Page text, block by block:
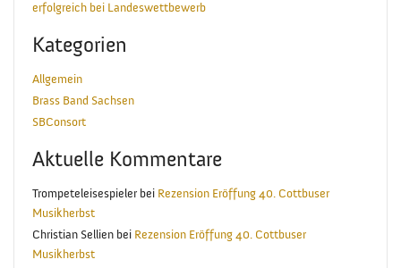
erfolgreich bei Landeswettbewerb
Kategorien
Allgemein
Brass Band Sachsen
SBConsort
Aktuelle Kommentare
Trompeteleisespieler bei Rezension Eröffung 40. Cottbuser
Musikherbst
Christian Sellien bei Rezension Eröffung 40. Cottbuser
Musikherbst